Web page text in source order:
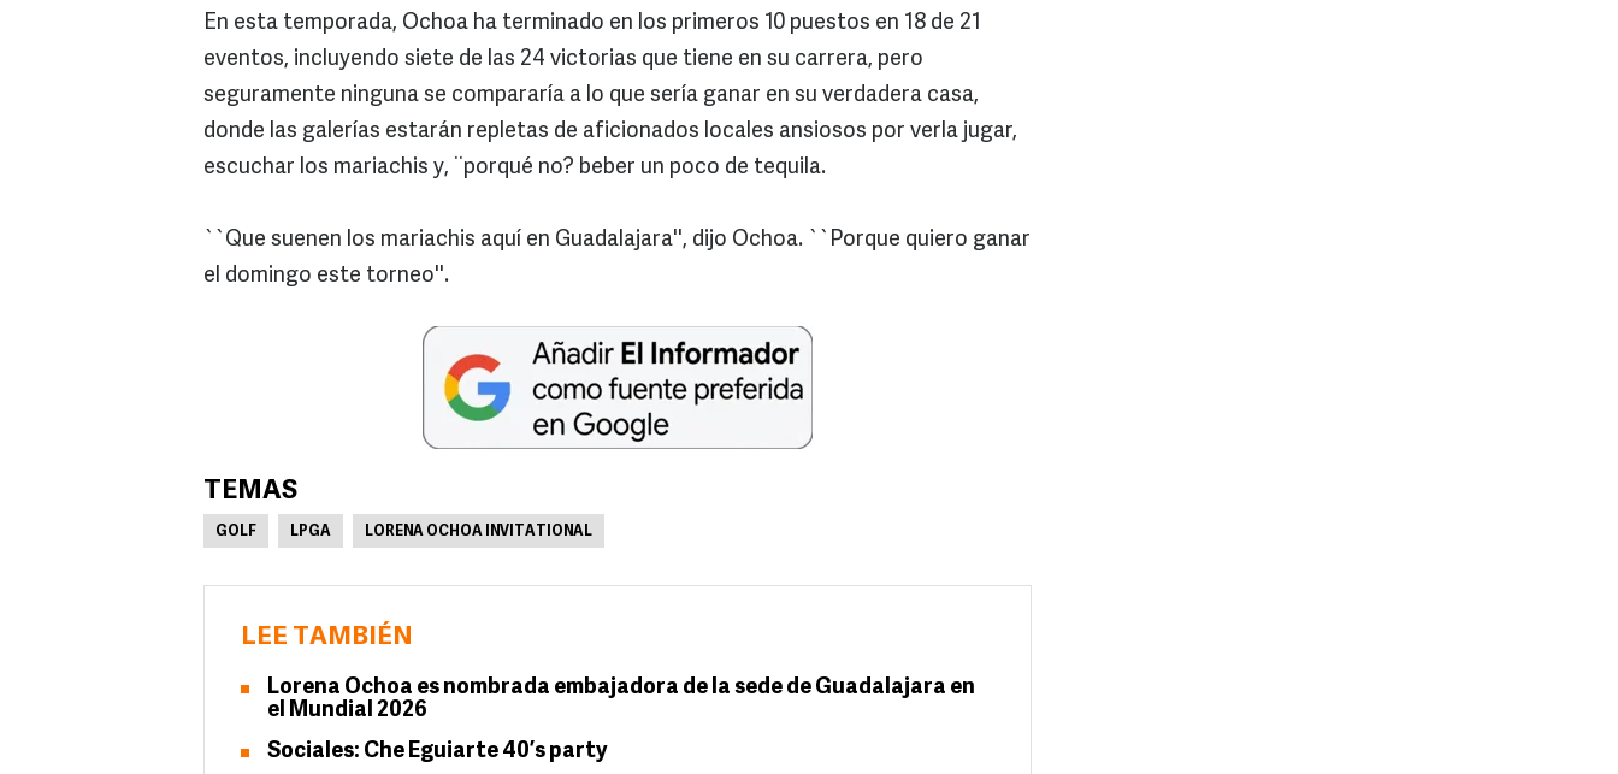
En esta temporada, Ochoa ha terminado en los primeros 10 puestos en 18 de 21
eventos, incluyendo siete de las 24 victorias que tiene en su carrera, pero
seguramente ninguna se compararía a lo que sería ganar en su verdadera casa,
donde las galerías estarán repletas de aficionados locales ansiosos por verla jugar,
escuchar los mariachis y, ¨porqué no? beber un poco de tequila.
``Que suenen los mariachis aquí en Guadalajara'', dijo Ochoa. ``Porque quiero ganar
el domingo este torneo''.
TEMAS
GOLF LPGA LORENA OCHOA INVITATIONAL
LEE TAMBIÉN
Lorena Ochoa es nombrada embajadora de la sede de Guadalajara en
el Mundial 2026
Sociales: Che Eguiarte 40’s party